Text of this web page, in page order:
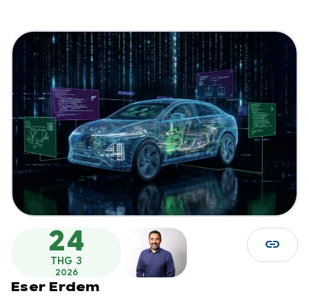
24
THG 3
2026
Eser Erdem
link